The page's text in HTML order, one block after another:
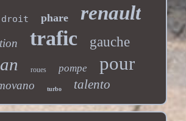
droit phare renault
trafic gauche
roues pompe pour
turbo talento